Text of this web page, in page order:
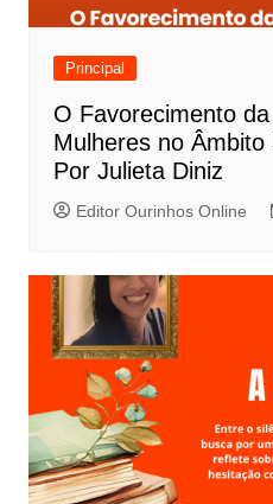
Principal
O Favorecimento
Mulheres no
Por Julieta Diniz
Editor Ourinhos Online